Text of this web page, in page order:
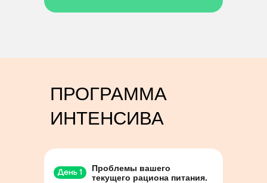
ПРОГРАММА
ИНТЕНСИВА
Проблемы вашего
текущего рациона питания.